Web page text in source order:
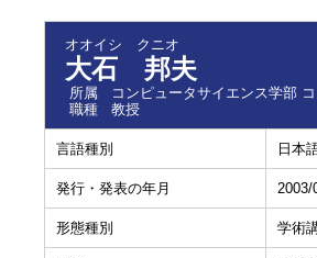
オオイシ クニオ
大石 邦夫
所属
コンピュータサイエンス学部
職種
教授
言語種別 日本
発行・発表の年月 2003/
形態種別 学術